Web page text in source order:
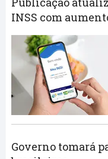
INSS com
Governo tomará